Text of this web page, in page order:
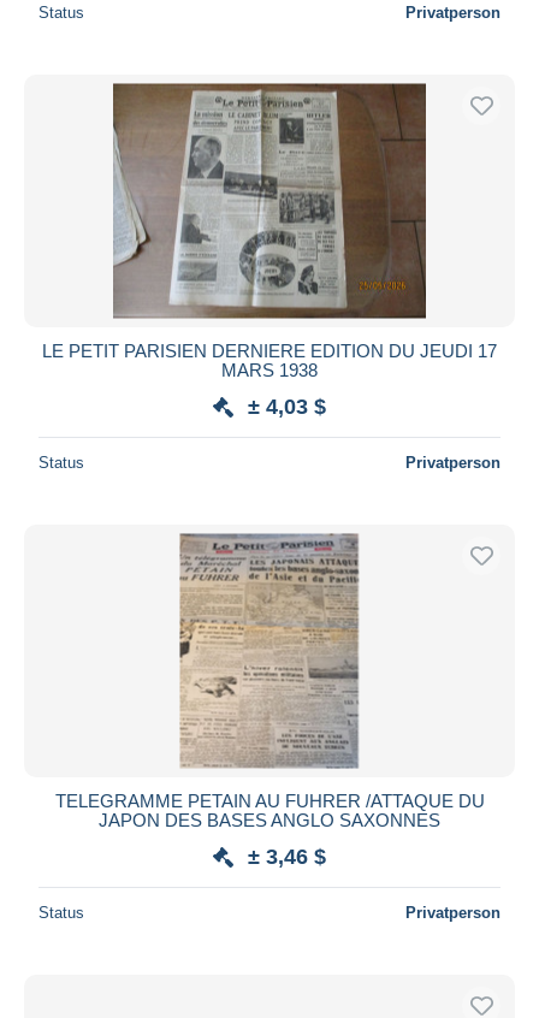
Status Privatperson
LE PETIT PARISIEN DERNIERE EDITION DU JEUDI 17
MARS 1938
± 4,03 $
Status Privatperson
TELEGRAMME PETAIN AU FUHRER /ATTAQUE DU
JAPON DES BASES ANGLO SAXONNES
± 3,46 $
Status Privatperson